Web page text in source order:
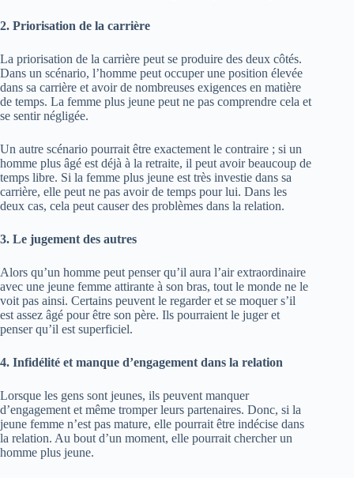
2. Priorisation de la carrière
La priorisation de la carrière peut se produire des deux côtés.
Dans un scénario, l’homme peut occuper une position élevée
dans sa carrière et avoir de nombreuses exigences en matière
de temps. La femme plus jeune peut ne pas comprendre cela et
se sentir négligée.
Un autre scénario pourrait être exactement le contraire ; si un
homme plus âgé est déjà à la retraite, il peut avoir beaucoup de
temps libre. Si la femme plus jeune est très investie dans sa
carrière, elle peut ne pas avoir de temps pour lui. Dans les
deux cas, cela peut causer des problèmes dans la relation.
3. Le jugement des autres
Alors qu’un homme peut penser qu’il aura l’air extraordinaire
avec une jeune femme attirante à son bras, tout le monde ne le
voit pas ainsi. Certains peuvent le regarder et se moquer s’il
est assez âgé pour être son père. Ils pourraient le juger et
penser qu’il est superficiel.
4. Infidélité et manque d’engagement dans la relation
Lorsque les gens sont jeunes, ils peuvent manquer
d’engagement et même tromper leurs partenaires. Donc, si la
jeune femme n’est pas mature, elle pourrait être indécise dans
la relation. Au bout d’un moment, elle pourrait chercher un
homme plus jeune.